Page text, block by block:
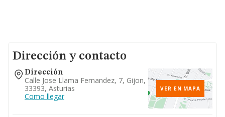
Dirección y contacto
Dirección
Calle Jose Llama Fernandez, 7, Gijon,
33393, Asturias
Como llegar
VER EN MAPA